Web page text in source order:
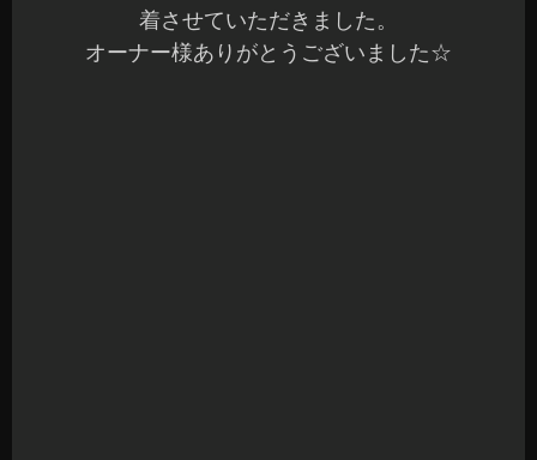
着させていただきました。
オーナー様ありがとうございました☆